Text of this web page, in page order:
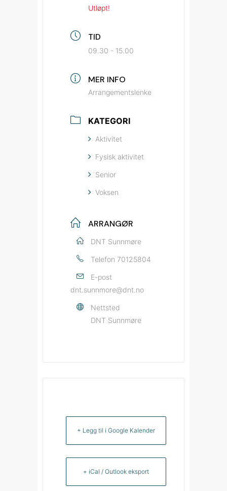
Utløpt!
TID
09.30 - 15.00
MER INFO
Arrangementslenke
KATEGORI
Aktivitet
Fysisk aktivitet
Senior
Voksen
ARRANGØR
DNT Sunnmøre
Telefon 70125804
E-post
dnt.sunnmore@dnt.no
Nettsted
DNT Sunnmøre
+ Legg til i Google Kalender
+ iCal / Outlook eksport